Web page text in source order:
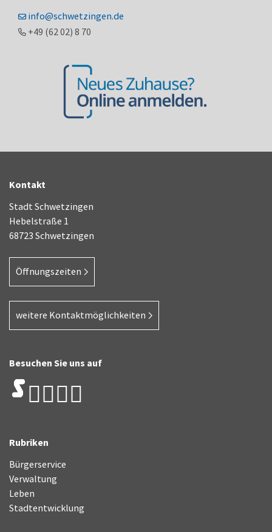
info@schwetzingen.de
+49 (6202) 8 70
Kontakt
Stadt Schwetzingen
Hebelstraße 1
68723 Schwetzingen
Öffnungszeiten
weitere Kontaktmöglichkeiten
Besuchen Sie uns auf
Rubriken
Bürgerservice
Verwaltung
Leben
Stadtentwicklung